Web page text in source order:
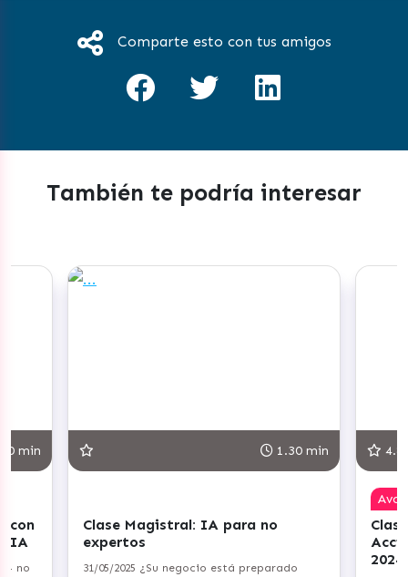
Comparte esto con tus amigos
También te podría interesar
min
con
IA
— no
1.30 min
Clase Magistral: IA para no
expertos
31/05/2025 ¿Su negocio está preparado
4.8
2024